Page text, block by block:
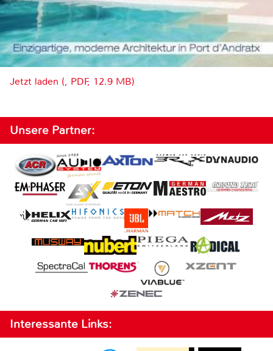
Jetzt laden (, PDF, 12.9 MB)
Unsere Partner:
Interessante Links: